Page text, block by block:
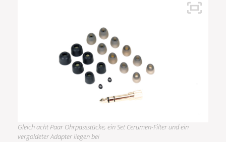
Gleich acht Paar Ohrpassstücke, ein Set Cerumen-Filter und ein
vergoldeter Adapter liegen bei